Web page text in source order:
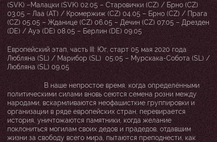
(SVK) –Малацки (SVK) 02.05 – Старовички (CZ) / Брно (CZ)
03.05 – Лаа (АТ) / Кромержиж (CZ) 04.05 – Брно (CZ) / Прага
(CZ) 05.05 – Жданице (CZ) 06.05 – Дечин (CZ) 07.05 – Дрезден
(DE) / Ауэ (DE) 08.05 – Берлин (DE) 09.05
Европейский этап, часть III: Юг, старт 05 мая 2020 года
Любляна (SL) / Марибор (SL) 05.05 – Мурскака-Собота (SL) /
Любляна (SL) 09.05
В наше непростое время, когда определёнными
политическими силами вновь сеются семена розни между
народами, вскармливаются неофашисткие группировки и
организации в ряде европейских стран, перевирается
история, уничтожаются памятники, когда желание
поклониться могилам своих дедов и прадедов, отдавшим
жизни за свободу всего мира, пытаются преподнести, как